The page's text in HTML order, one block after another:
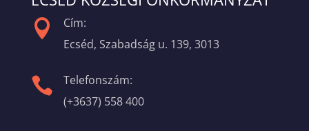

Cím:
Ecséd, Szabadság u. 139, 3013

Telefonszám:
(+3637) 558 400